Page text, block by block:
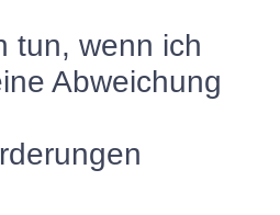
tun, wenn ich
Abweichung